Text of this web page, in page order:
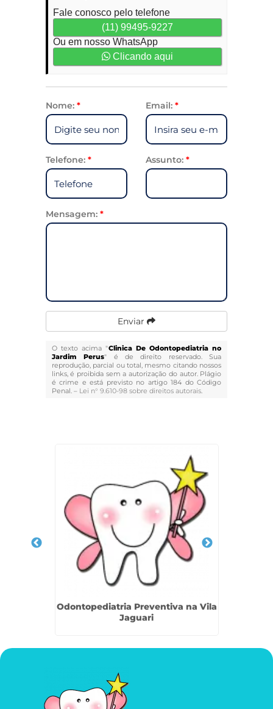
Fale conosco pelo telefone
(11) 99495-9227
Ou em nosso WhatsApp
Clicando aqui
Nome: * Email: *
Telefone: * Assunto: *
Mensagem: *
Enviar
O texto acima "Clinica De Odontopediatria no
Jardim Perus" é de direito reservado. Sua
reprodução, parcial ou total, mesmo citando nossos
links, é proibida sem a autorização do autor. Plágio
é crime e está previsto no artigo 184 do Código
Penal. – Lei n° 9.610-98 sobre direitos autorais.
Odontopediatria Preventiva na Vila
Jaguari